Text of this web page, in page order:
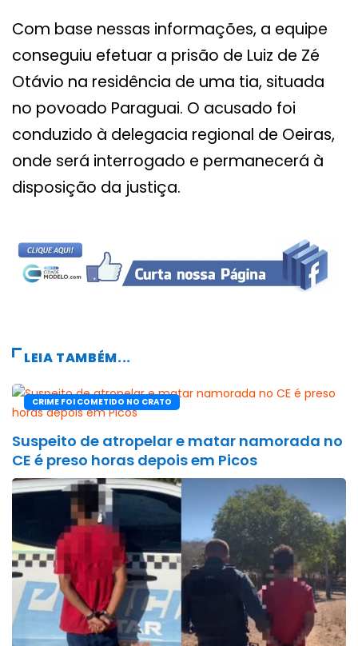
Com base nessas informações, a equipe
conseguiu efetuar a prisão de Luiz de Zé
Otávio na residência de uma tia, situada
no povoado Paraguai. O acusado foi
conduzido à delegacia regional de Oeiras,
onde será interrogado e permanecerá à
disposição da justiça.
LEIA TAMBÉM...
CRIME FOI COMETIDO NO CRATO
Suspeito de atropelar e matar namorada no
CE é preso horas depois em Picos